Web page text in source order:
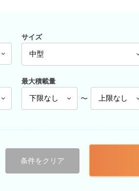
サイズ
最大積載量
〜
条件をクリア